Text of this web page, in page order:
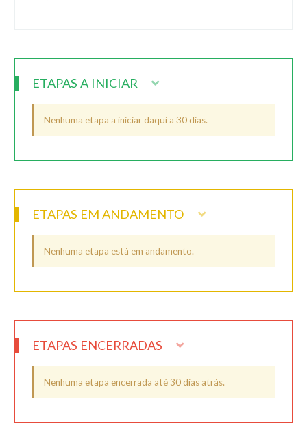
ETAPAS A INICIAR
Nenhuma etapa a iniciar daqui a 30 dias.
ETAPAS EM ANDAMENTO
Nenhuma etapa está em andamento.
ETAPAS ENCERRADAS
Nenhuma etapa encerrada até 30 dias atrás.